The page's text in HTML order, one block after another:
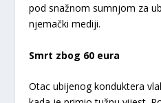
pod snažnom sumnjom za
njemački mediji.
Smrt zbog 60 eura
Otac ubijenog konduktera